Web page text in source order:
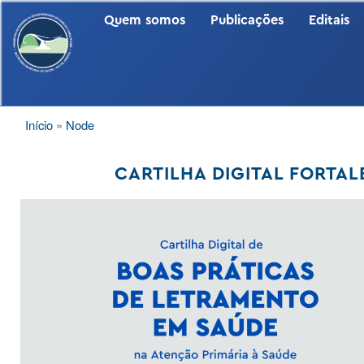
PUBLIC
Quem somos Publicações Editais
TRILHA
NAVEGAÇÃO
Início Node
CARTILHA DIGITAL